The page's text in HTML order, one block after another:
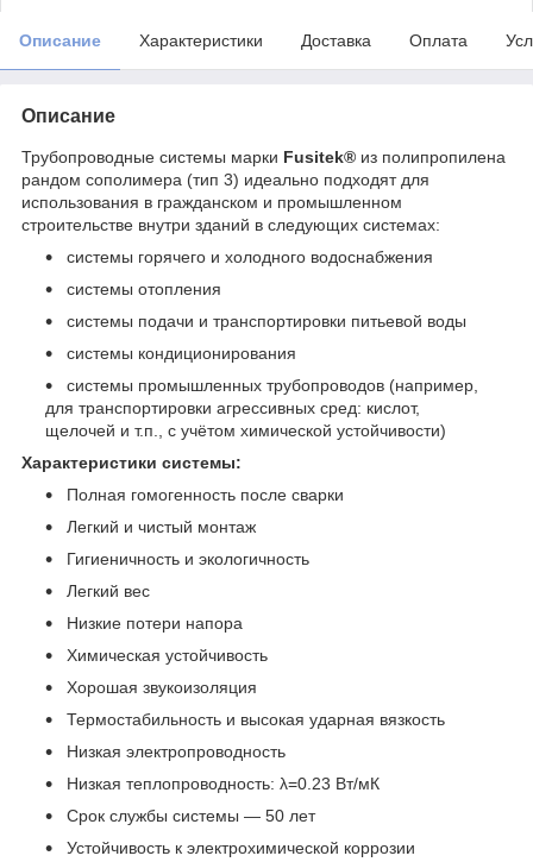
Описание Характеристики Доставка Оплата
Описание
Трубопроводные системы марки Fusitek® из полипропилена
рандом сополимера (тип 3) идеально подходят для
использования в гражданском и промышленном
строительстве внутри зданий в следующих системах:
системы горячего и холодного водоснабжения
системы отопления
системы подачи и транспортировки питьевой воды
системы кондиционирования
системы промышленных трубопроводов (например,
для транспортировки агрессивных сред: кислот,
щелочей и т.п., с учётом химической устойчивости)
Характеристики системы:
Полная гомогенность после сварки
Легкий и чистый монтаж
Гигиеничность и экологичность
Легкий вес
Низкие потери напора
Химическая устойчивость
Хорошая звукоизоляция
Термостабильность и высокая ударная вязкость
Низкая электропроводность
Низкая теплопроводность: λ=0.23 Вт/мК
Срок службы системы ― 50 лет
Устойчивость к электрохимической коррозии